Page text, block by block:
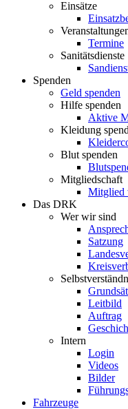
Einsätze
Termine
Sanitätsdienste
Spenden
Geld spenden
Hilfe spenden
Aktive
Kleidung
Blut spenden
Mitgliedschaft
Mitglied
Das DRK
Wer wir sind
Satzung
Leitbild
Auftrag
Intern
Login
Videos
Bilder
Fahrzeuge